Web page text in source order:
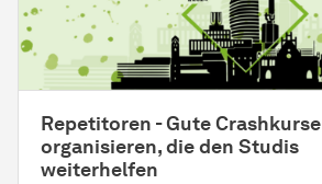
Repetitoren - Gute Crashkurse
organisieren, die den Studis
weiterhelfen